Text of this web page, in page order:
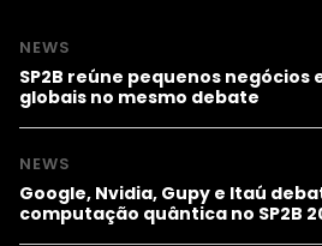
NEWS
SP2B reúne pequenos negócios
globais no mesmo debate
NEWS
Google, Nvidia, Gupy e Itaú
computação quântica no SP2B